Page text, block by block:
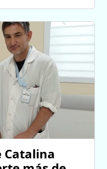
Catalina